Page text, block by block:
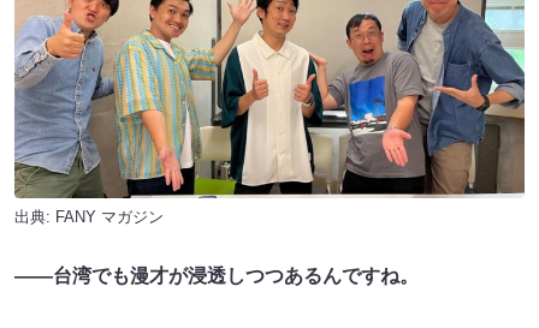
出典: FANY マガジン
――台湾でも漫才が浸透しつつあるんですね。